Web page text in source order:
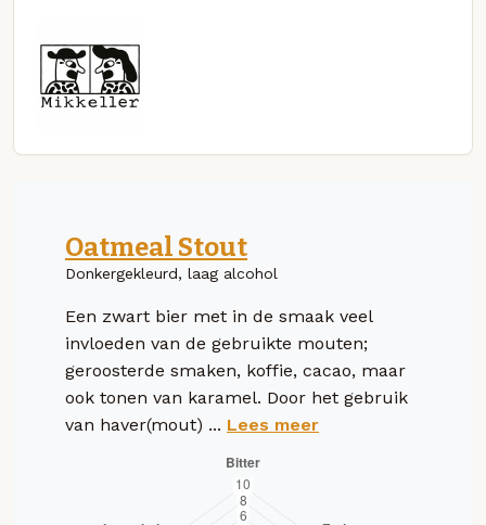
Oatmeal Stout
Donkergekleurd, laag alcohol
Een zwart bier met in de smaak veel
invloeden van de gebruikte mouten;
geroosterde smaken, koffie, cacao, maar
ook tonen van karamel. Door het gebruik
van haver(mout) ... Lees meer